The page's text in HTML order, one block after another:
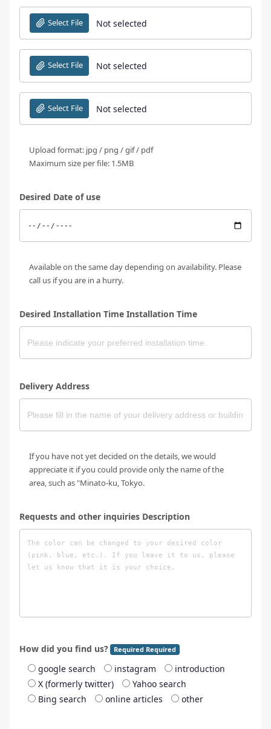
Select File Not selected
Select File Not selected
Select File Not selected
Upload format: jpg / png / gif / pdf
Maximum size per file: 1.5MB
Desired Date of use
Available on the same day depending on availability. Please
call us if you are in a hurry.
Desired Installation Time Installation Time
Delivery Address
If you have not yet decided on the details, we would
appreciate it if you could provide only the name of the
area, such as "Minato-ku, Tokyo.
Requests and other inquiries Description
How did you find us? Required Required
google search instagram
introduction
X (formerly twitter)
Yahoo search
Bing search
online articles other